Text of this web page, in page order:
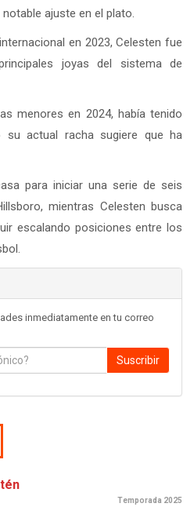
ajuste en el plato.
en 2023, Celesten fue
joyas del sistema de
menores en 2024, había tenido
su actual racha sugiere que ha
para iniciar una serie de seis
mientras Celesten busca
escalando posiciones entre los
inmediatamente en tu correo
Suscribir
Temporada 2025